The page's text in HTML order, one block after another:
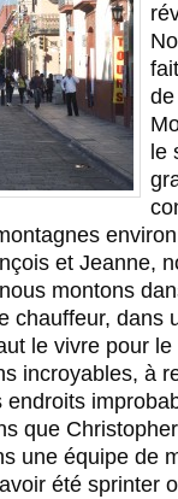
le
et Jeanne,
montons
chauffeur, dans
le vivre pour
incroyables, à
que
une équipe de
été sprinter